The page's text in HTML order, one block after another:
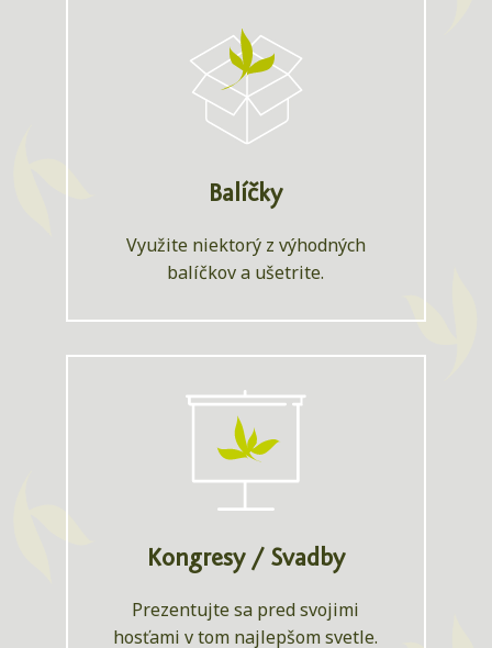
Balíčky
Využite niektorý z výhodných
balíčkov a ušetrite.
Kongresy / Svadby
Prezentujte sa pred svojimi
hosťami v tom najlepšom svetle.